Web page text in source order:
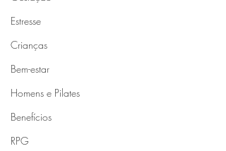
Estresse
Crianças
Bem-estar
Homens e Pilates
Benefícios
RPG